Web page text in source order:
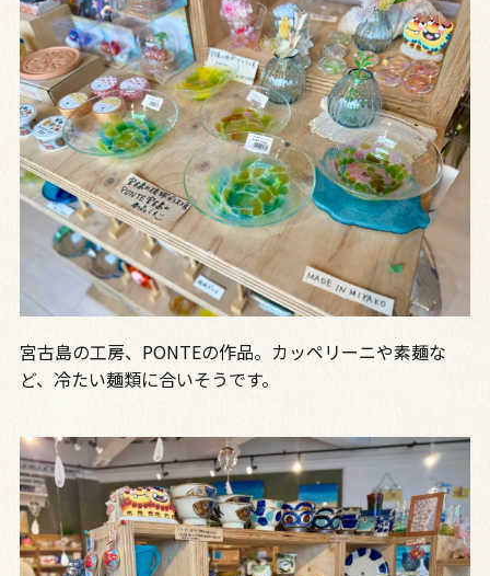
宮古島の工房、PONTEの作品。カッペリーニや素麺な
ど、冷たい麺類に合いそうです。